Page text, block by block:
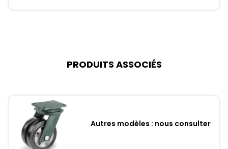
PRODUITS ASSOCIÉS
Autres modèles : nous consulter